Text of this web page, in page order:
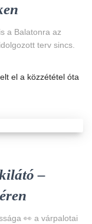
a Balatonra az
terv sincs.
el a közzététel óta
–
👀 a várpalotai